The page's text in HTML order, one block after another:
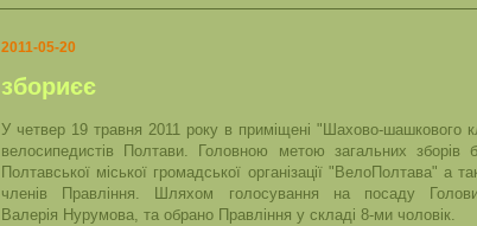
2011-05-20
збориєє
У четвер 19 травня 2011 року в приміщені "Шахово-шашкового
велосипедистів Полтави. Головною метою загальних зборів
Полтавської міської громадської організації "ВелоПолтава" а
членів Правління. Шляхом голосування на посаду
Валерія Нурумова, та обрано Правління у складі 8-ми чоловік.